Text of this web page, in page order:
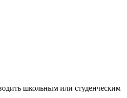
школьным или студенческим